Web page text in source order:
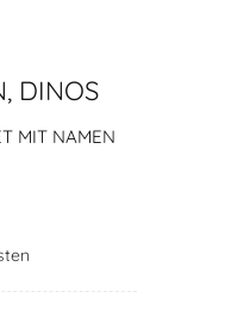
DINOS
MIT NAMEN